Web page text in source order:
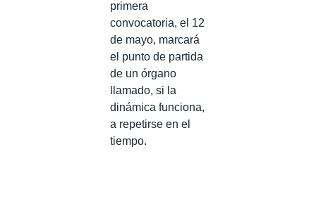
primera
convocatoria, el 12
de mayo, marcará
el punto de partida
de un órgano
llamado, si la
dinámica funciona,
a repetirse en el
tiempo.